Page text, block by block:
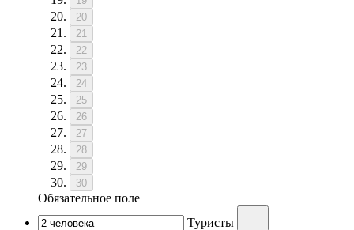
20
21
22
23
24
25
26
27
28
29
30
Обязательное поле
Туристы